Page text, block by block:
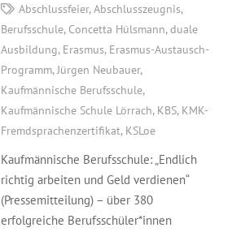
Abschlussfeier, Abschlusszeugnis,
Berufsschule, Concetta Hülsmann, duale
Ausbildung, Erasmus, Erasmus-Austausch-
Programm, Jürgen Neubauer,
Kaufmännische Berufsschule,
Kaufmännische Schule Lörrach, KBS, KMK-
Fremdsprachenzertifikat, KSLoe
Kaufmännische Berufsschule: „Endlich
richtig arbeiten und Geld verdienen“
(Pressemitteilung) – über 380
erfolgreiche Berufsschüler*innen